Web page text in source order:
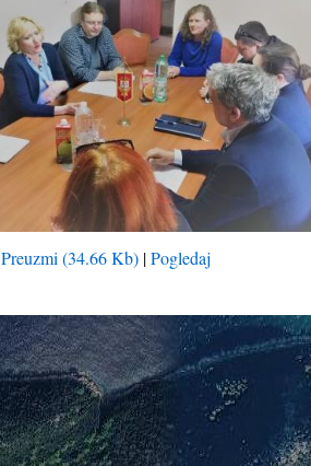
Preuzmi (34.66 Kb) |Pogledaj